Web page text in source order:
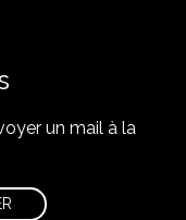
un mail à la